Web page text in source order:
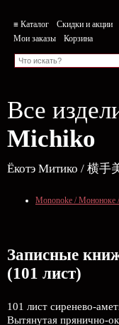
≡ Каталог Скидки и акции
Мои заказы
Корзина
Все
Michiko
Ёкотэ Митико / 横手
Mononoke / Мононоке
Записные
(101 лист)
101 лист сиренево-
Вытянутая прянично-